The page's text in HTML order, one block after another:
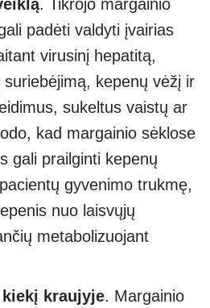
. Tikrojo margainio
padėti valdyti įvairias
virusinį hepatitą,
kepenų vėžį ir
sukeltus vaistų ar
kad margainio sėklose
gali prailginti kepenų
gyvenimo trukmę,
nuo laisvųjų
metabolizuojant
kraujyje. Margainio